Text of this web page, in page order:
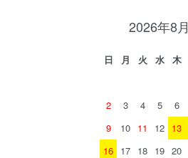
2026年8月
日 月 火 水 木
2
3 4 5 6
9
10 11 12 13
16 17 18 19 20